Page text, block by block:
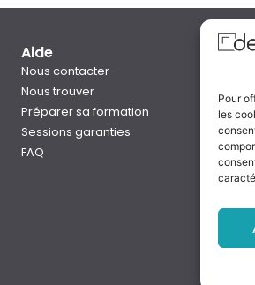
Pour
les
Aide
Nous contacter
Nous trouver
Préparer sa formation
Sessions garanties
FAQ